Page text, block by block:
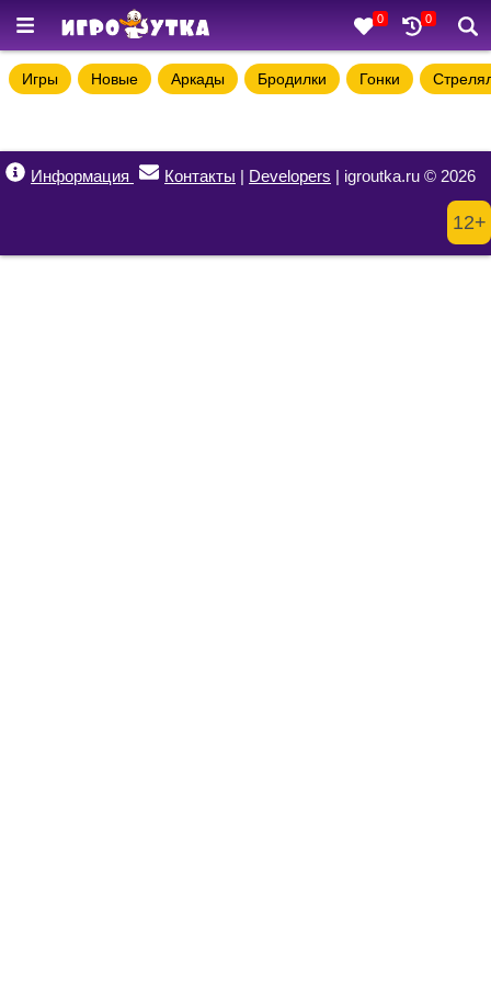
0 0
Игры Новые Аркады Бродилки Гонки
Информация Контакты | Developers | igroutka.ru © 2026
12+